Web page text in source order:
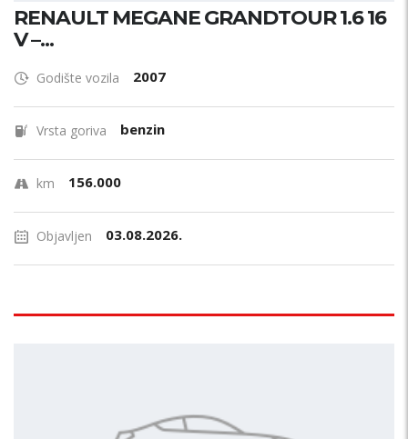
RENAULT MEGANE GRANDTOUR 1.6 16
V –...
Godište vozila 2007
Vrsta goriva benzin
km 156.000
Objavljen 03.08.2026.